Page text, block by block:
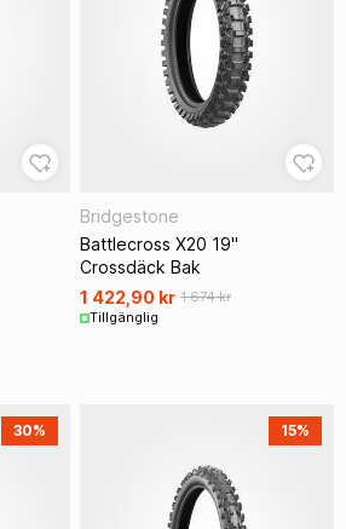
Bridgestone
Battlecross X20 19"
Crossdäck Bak
1 422,90 kr 1 674 kr
Tillgänglig
30% 15%